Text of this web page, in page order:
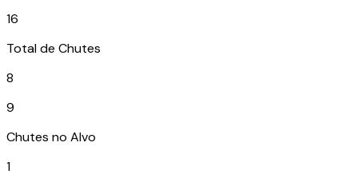
16
Total de Chutes
8
9
Chutes no Alvo
1